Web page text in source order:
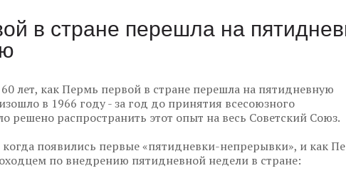
в стране перешла на
лет, как Пермь первой в стране перешла на пятидневную
в 1966 году - за год до принятия всесоюзного
решено распространить этот опыт на весь Советский Союз.
появились первые «пятидневки-непрерывки», и как
по внедрению пятидневной недели в стране: